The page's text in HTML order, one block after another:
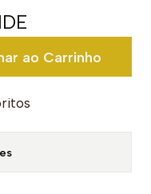
ao Carrinho